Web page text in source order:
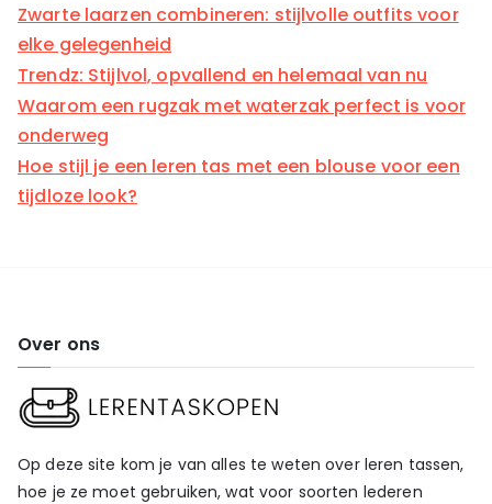
Zwarte laarzen combineren: stijlvolle outfits voor
elke gelegenheid
Trendz: Stijlvol, opvallend en helemaal van nu
Waarom een rugzak met waterzak perfect is voor
onderweg
Hoe stijl je een leren tas met een blouse voor een
tijdloze look?
Over ons
Op deze site kom je van alles te weten over leren tassen,
hoe je ze moet gebruiken, wat voor soorten lederen